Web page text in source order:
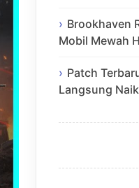
Brookhaven
Mobil Mewah
Patch
Langsung